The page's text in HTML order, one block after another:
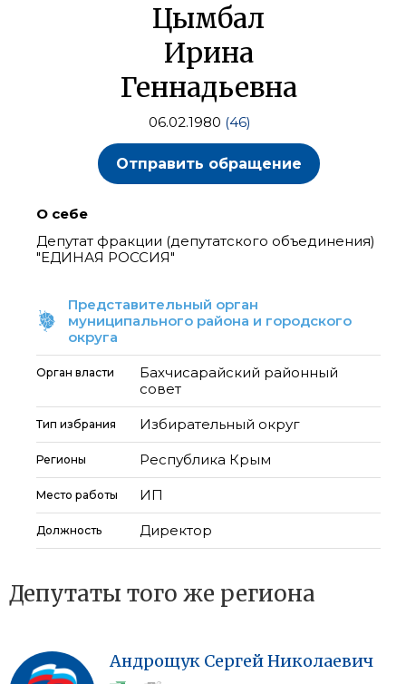
Цымбал
Ирина
Геннадьевна
06.02.1980 (46)
Отправить обращение
О себе
Депутат фракции (депутатского объединения)
"ЕДИНАЯ РОССИЯ"
Представительный орган
муниципального района и городского
округа
Орган власти
Бахчисарайский районный
совет
Тип избрания Избирательный округ
Регионы Республика Крым
Место работы ИП
Должность Директор
Депутаты того же региона
Андрощук СергейНиколаевич